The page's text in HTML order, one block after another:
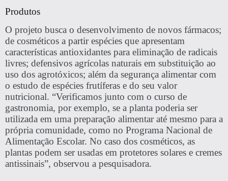
Produtos
O projeto busca o desenvolvimento de novos fármacos;
de cosméticos a partir espécies que apresentam
características antioxidantes para eliminação de radicais
livres; defensivos agrícolas naturais em substituição ao
uso dos agrotóxicos; além da segurança alimentarcom
o estudo de espécies frutíferas e do seu valor
nutricional. “Verificamos junto com o curso de
gastronomia, por exemplo, se a planta poderia ser
utilizada em uma preparação alimentar até mesmo para a
própria comunidade, como no Programa Nacional de
Alimentação Escolar. No caso dos cosméticos, as
plantas podem ser usadas em protetores solares e cremes
antissinais”, observou a pesquisadora.